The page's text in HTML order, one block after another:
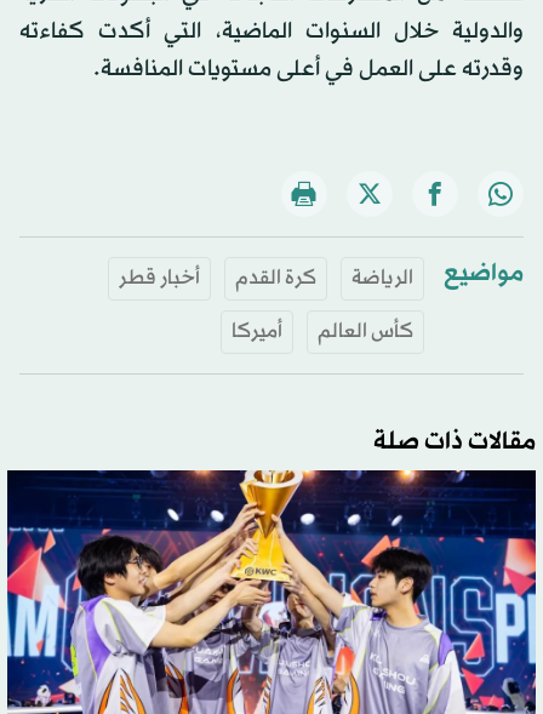
والدولية خلال السنوات الماضية، التي أكدت كفاءته
وقدرته على العمل في أعلى مستويات المنافسة.
مواضيع الرياضة كرة القدم
أخبار قطر
كأس العالم
أميركا
مقالات ذات صلة